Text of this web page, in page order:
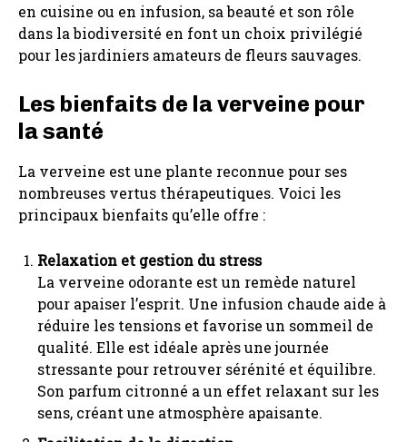
en cuisine ou en infusion, sa beauté et son rôle
dans la biodiversité en font un choix privilégié
pour les jardiniers amateurs de fleurs sauvages.
Les bienfaits de la verveine pour
la santé
La verveine est une plante reconnue pour ses
nombreuses vertus thérapeutiques. Voici les
principaux bienfaits qu’elle offre :
Relaxation et gestion du stress
La verveine odorante est un remède naturel
pour apaiser l’esprit. Une infusion chaude aide à
réduire les tensions et favorise un sommeil de
qualité. Elle est idéale après une journée
stressante pour retrouver sérénité et équilibre.
Son parfum citronné a un effet relaxant sur les
sens, créant une atmosphère apaisante.